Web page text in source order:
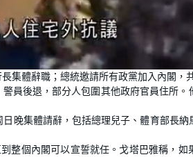
集體辭職；總統邀請所有政黨加入內閣，
員後退，部分人包圍其他政府官員住所。
晚集體請辭，包括總理兒子、體育部長
整個內閣可以宣誓就任。戈塔巴雅稱，如